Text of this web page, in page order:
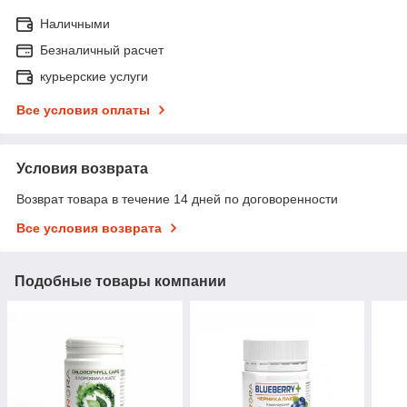
Наличными
Безналичный расчет
курьерские услуги
Все условия оплаты
Условия возврата
Возврат товара в течение 14 дней по договоренности
Все условия возврата
Подобные товары компании